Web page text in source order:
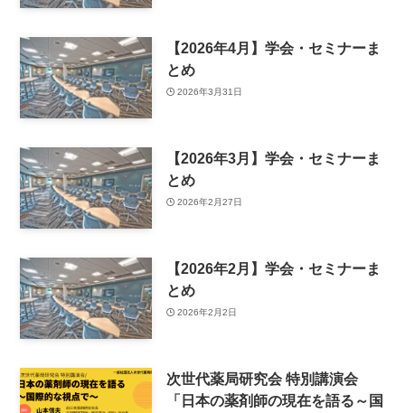
【2026年4月】学会・セミナーま
とめ
2026年3月31日
【2026年3月】学会・セミナーま
とめ
2026年2月27日
【2026年2月】学会・セミナーま
とめ
2026年2月2日
次世代薬局研究会 特別講演会
「日本の薬剤師の現在を語る～国